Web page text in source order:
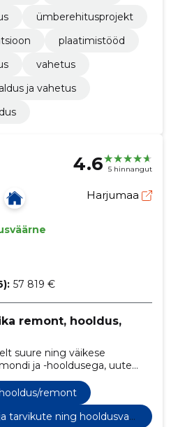
ümberehitusprojekt
plaatimistööd
vahetus
ja vahetus
4.6 5 hinnangut
Harjumaa
57 819 €
remont, hooldus,
suure ning väikese
ja -hooldusega, uute
vajadusel ka utiliseerimise,
remont
tarvikute ning hooldusvah